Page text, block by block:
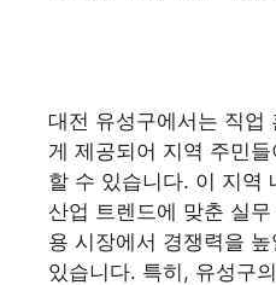
대전 유성구에서는 직업
게 제공되어 지역 주민
할 수 있습니다. 이 지역
산업 트렌드에 맞춘 실
용 시장에서 경쟁력을
있습니다. 특히, 유성구